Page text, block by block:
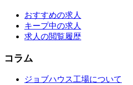
おすすめの求人
キープ中の求人
求人の閲覧履歴
コラム
ジョブハウス工場について